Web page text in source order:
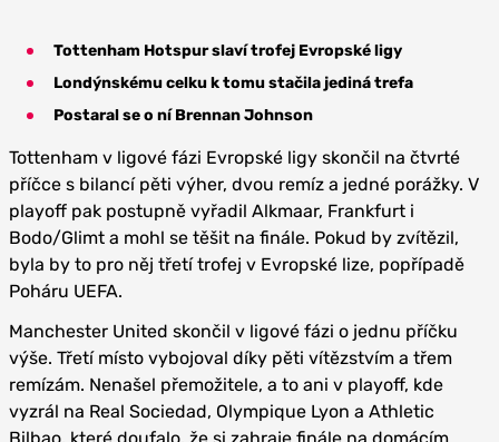
Tottenham Hotspur slaví trofej Evropské ligy
Londýnskému celku k tomu stačila jediná trefa
Postaral se o ní Brennan Johnson
Tottenham v ligové fázi Evropské ligy skončil na čtvrté
příčce s bilancí pěti výher, dvou remíz a jedné porážky. V
playoff pak postupně vyřadil Alkmaar, Frankfurt i
Bodo/Glimt a mohl se těšit na finále. Pokud by zvítězil,
byla by to pro něj třetí trofej v Evropské lize, popřípadě
Poháru UEFA.
Manchester United skončil v ligové fázi o jednu příčku
výše. Třetí místo vybojoval díky pěti vítězstvím a třem
remízám. Nenašel přemožitele, a to ani v playoff, kde
vyzrál na Real Sociedad, Olympique Lyon a Athletic